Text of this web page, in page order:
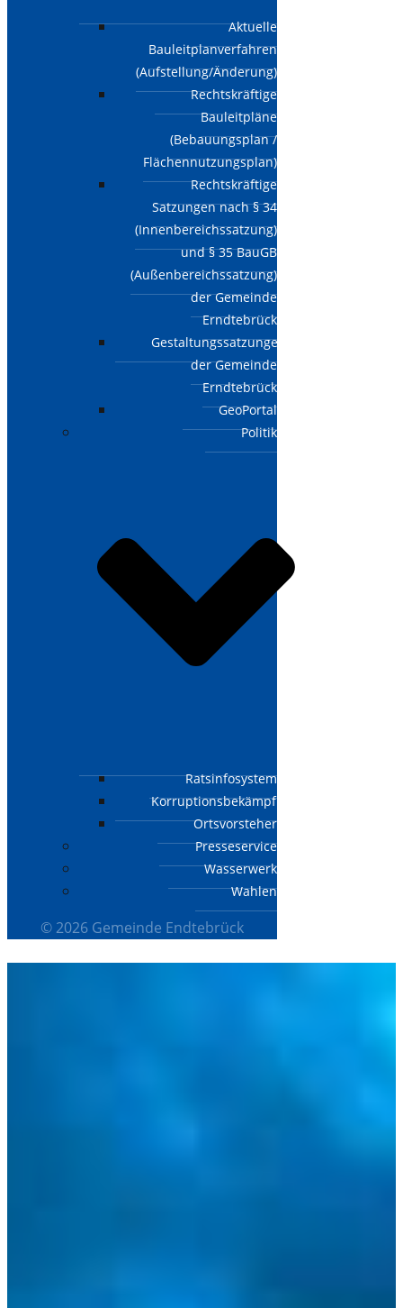
Aktuelle
Bauleitplanverfahren
(Aufstellung/Änderung)
Rechtskräftige
Bauleitpläne
(Bebauungsplan /
Flächennutzungsplan)
Rechtskräftige
Satzungen nach § 34
(Innenbereichssatzung)
und § 35 BauGB
(Außenbereichssatzung)
der Gemeinde
Erndtebrück
Gestaltungssatzungen
der Gemeinde
Erndtebrück
GeoPortal
Politik
Ratsinfosystem
Korruptionsbekämpfungsgesetz
Ortsvorsteher
Presseservice
Wasserwerk
Wahlen
© 2026 Gemeinde Endtebrück